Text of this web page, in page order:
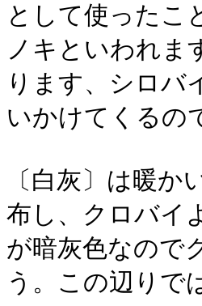
として使ったこ
ノキといわれま
ります、シロバ
いかけてくるの
〔白灰〕は暖
布し、クロバイ
が暗灰色なので
う。この辺りで